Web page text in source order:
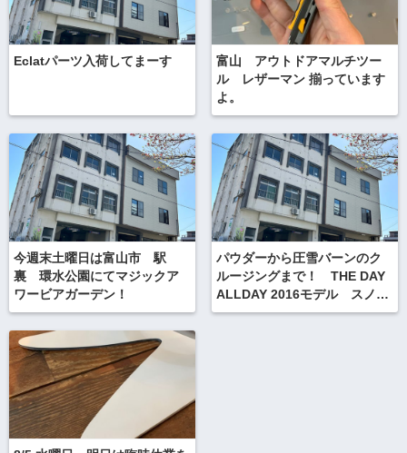
Eclatパーツ入荷してまーす
富山 アウトドアマルチツー
ル レザーマン 揃っています
よ。
今週末土曜日は富山市 駅
裏 環水公園にてマジックア
ワービアガーデン！
パウダーから圧雪バーンのク
ルージングまで！ THE DAY
ALLDAY 2016モデル スノー
スクート スノーモト スノ